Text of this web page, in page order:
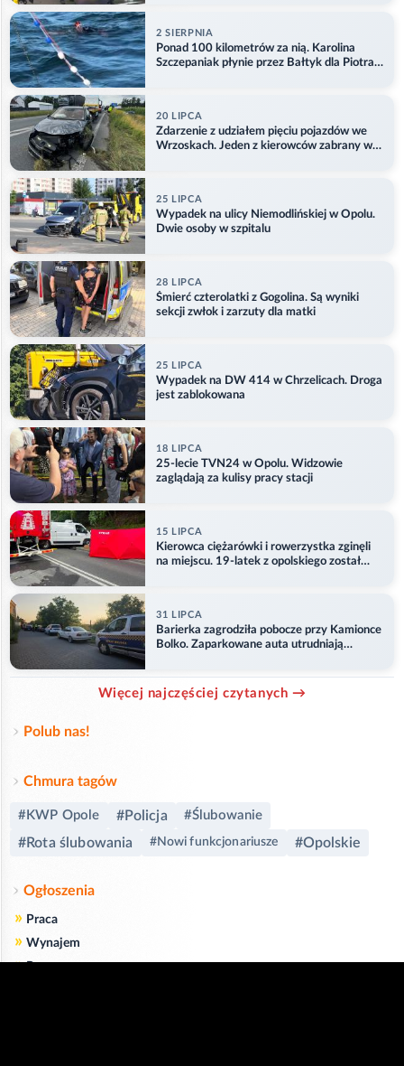
2 SIERPNIA
Ponad 100 kilometrów za nią. Karolina
Szczepaniak płynie przez Bałtyk dla Piotra.
20 LIPCA
Zdarzenie z udziałem pięciu pojazdów we
Wrzoskach. Jeden z kierowców zabrany w
25 LIPCA
Wypadek na ulicy Niemodlińskiej w Opolu.
Dwie osoby w szpitalu
28 LIPCA
Śmierć czterolatki z Gogolina. Są wyniki
sekcji zwłok i zarzuty dla matki
25 LIPCA
Wypadek na DW 414 w Chrzelicach. Droga
jest zablokowana
18 LIPCA
25-lecie TVN24 w Opolu. Widzowie
zaglądają za kulisy pracy stacji
15 LIPCA
Kierowca ciężarówki i rowerzystka zginęli
na miejscu. 19-latek z opolskiego został
31 LIPCA
Barierka zagrodziła pobocze przy Kamionce
Bolko. Zaparkowane auta utrudniają
Więcej najczęściej czytanych →
Polub nas!
Chmura tagów
#KWP Opole #Policja #Ślubowanie
#Rota ślubowania #Nowi funkcjonariusze #Opolskie
Ogłoszenia
» Praca
» Wynajem
» Rowery